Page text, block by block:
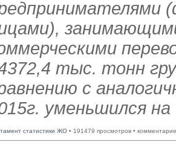
тыс. тонн
с
уменьшился на
статистики ЖО • 191479 просмотров •